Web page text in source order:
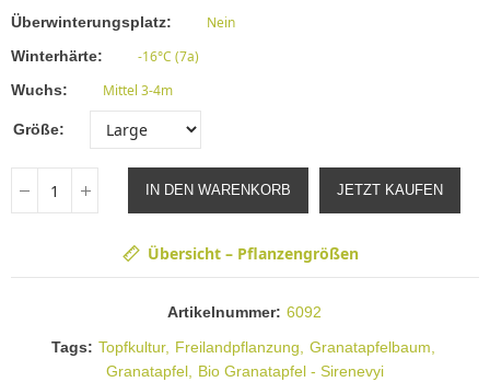
Überwinterungsplatz Nein
Winterhärte -16°C (7a)
Wuchs Mittel 3-4m
Größe
IN DEN WARENKORB JETZT KAUFEN
Übersicht – Pflanzengrößen
Artikelnummer: 6092
Tags: Topfkultur Freilandpflanzung
Granatapfelbaum
Granatapfel
Bio Granatapfel - Sirenevyi